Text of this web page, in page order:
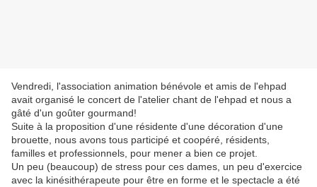
Vendredi, l'association animation bénévole et amis de l'ehpad
avait organisé le concert de l'atelier chant de l'ehpad et nous a
gâté d'un goûter gourmand!
Suite à la proposition d'une résidente d'une décoration d'une
brouette, nous avons tous participé et coopéré, résidents,
familles et professionnels, pour mener a bien ce projet.
Un peu (beaucoup) de stress pour ces dames, un peu d'exercice
avec la kinésithérapeute pour être en forme et le spectacle a été